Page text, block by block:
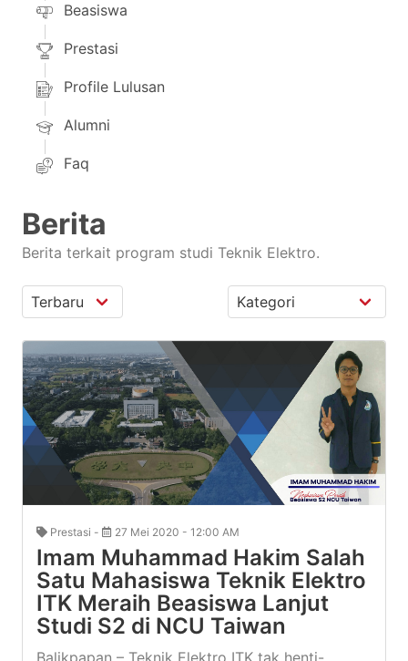
Beasiswa
Prestasi
Profile Lulusan
Alumni
Faq
Berita
Berita terkait program studi Teknik Elektro.
Prestasi - 27 Mei 2020 - 12:00 AM
Imam Muhammad Hakim Salah
Satu Mahasiswa Teknik Elektro
ITK Meraih Beasiswa Lanjut
Studi S2 di NCU Taiwan